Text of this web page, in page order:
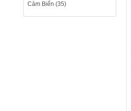
Cảm Biến (35)